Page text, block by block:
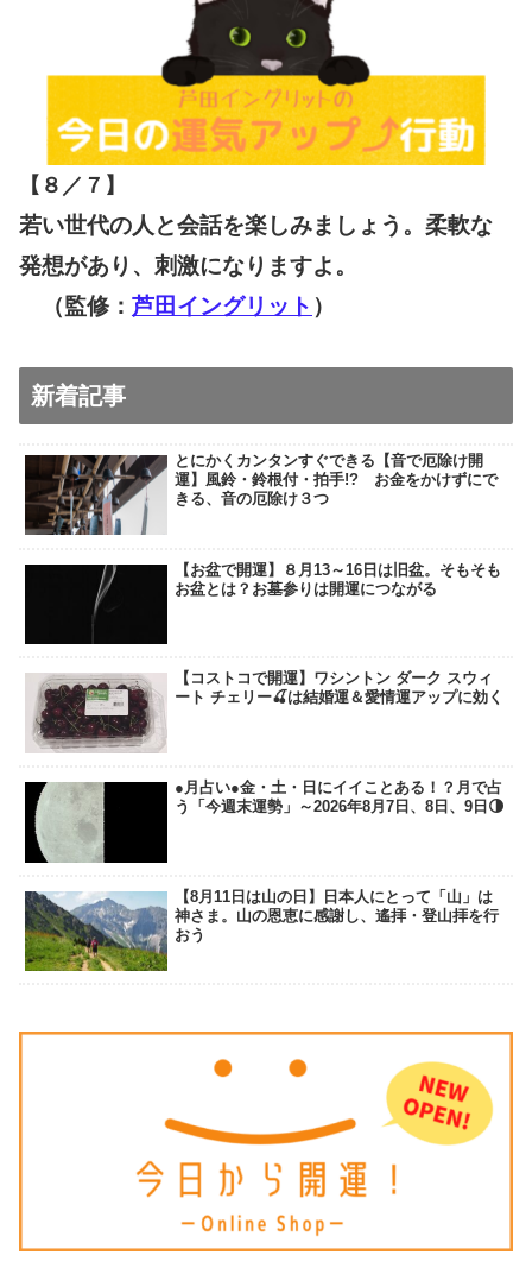
【８／７ 】
若い世代の人と会話を楽しみましょう。柔軟な
発想があり、刺激になりますよ。
（監修： 芦田イングリット ）
新着記事
とにかくカンタンすぐできる【音で厄除け開
運】風鈴・鈴根付・拍手!? お金をかけずにで
きる、音の厄除け３つ
【お盆で開運】８月13～16日は旧盆。そもそも
お盆とは？お墓参りは開運につながる
【コストコで開運】ワシントン ダーク スウィ
ート チェリー🍒は結婚運＆愛情運アップに効く
●月占い●金・土・日にイイことある！？月で占
う「今週末運勢」～2026年8月7日、8日、9日🌗
【8月11日は山の日】日本人にとって「山」は
神さま。山の恩恵に感謝し、遙拝・登山拝を行
おう